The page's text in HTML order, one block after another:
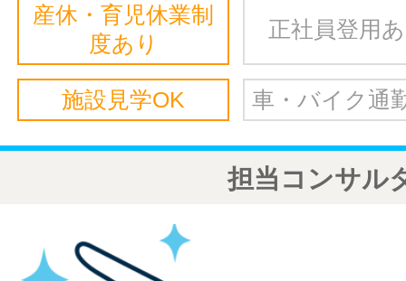
産休・育児休業制
度あり
正社員登用
施設見学OK 車・バイク通
担当コンサル